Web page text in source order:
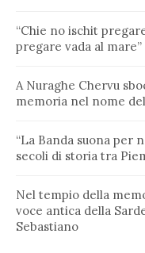
“Chie no ischit
pregare vada al mare”
A Nuraghe Chervu
memoria nel nome
“La Banda suona per
secoli di storia tra
Nel tempio della
voce antica della
Sebastiano